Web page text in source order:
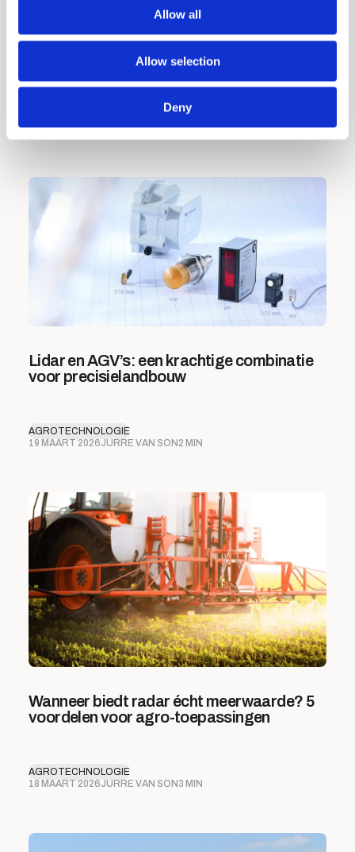
Allow all
Allow selection
Deny
Autonome landbouw met lidar: 3
praktijkvoorbeelden uit andere sectoren
DEFENSIE
19 MAART 2026JURRE VAN SON5 MIN
Lidar en AGV’s: een krachtige combinatie
voor precisielandbouw
AGROTECHNOLOGIE
19 MAART 2026JURRE VAN SON 2 MIN
Wanneer biedt radar écht meerwaarde? 5
voordelen voor agro-toepassingen
AGROTECHNOLOGIE
18 MAART 2026JURRE VAN SON 3 MIN